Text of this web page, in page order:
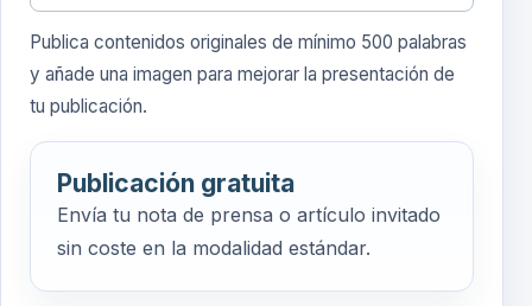
Publica contenidos originales de mínimo 500 palabras
y añade una imagen para mejorar la presentación de
tu publicación.
Publicación gratuita
Envía tu nota de prensa o artículo invitado
sin coste en la modalidad estándar.